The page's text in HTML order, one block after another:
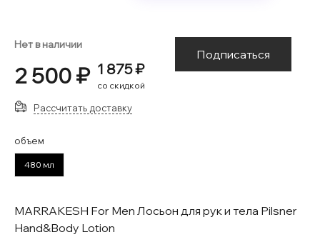
Нет в наличии
2 500 ₽ 1 875 ₽
со скидкой
Подписаться
Рассчитать доставку
объем
480 мл
MARRAKESH For Men Лосьон для рук и тела Pilsner
Hand&Body Lotion